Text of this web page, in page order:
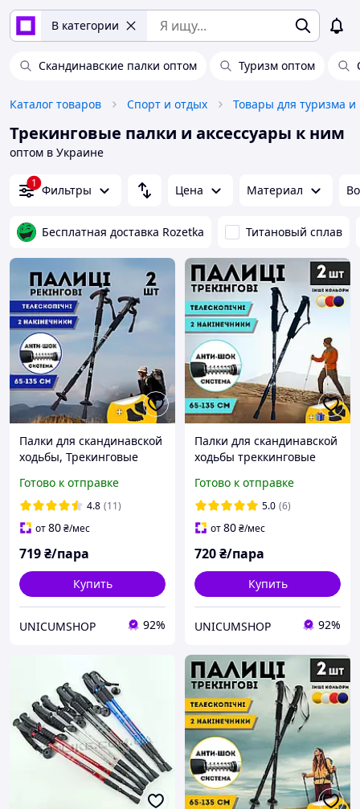
В категории
Скандинавские палки оптом Туризм оптом
Каталог товаров Спорт и отдых Товары для туризма
Трекинговые палки и аксессуары к ним
оптом в Украине
1 Фильтры Цена Материал
Бесплатная доставка Rozetka Титановый сплав
Палки для скандинавской
ходьбы, Трекинговые
Туристические палки
Hechpro черные 3924-2
Готово к отправке
4.8 (11)
от80₴/мес
719₴/пара
Купить
UNICUMSHOP 92%
Палки для скандинавской
ходьбы треккинговые
туристические для
спортивной ходьбы
черные (6002)
Готово к отправке
5.0 (6)
от80₴/мес
720₴/пара
Купить
UNICUMSHOP 92%